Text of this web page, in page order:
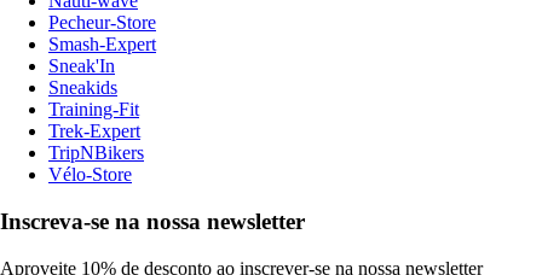
Pecheur-Store
Smash-Expert
Sneak'In
Sneakids
Training-Fit
Trek-Expert
TripNBikers
Vélo-Store
Inscreva-se na nossa newsletter
Aproveite 10% de desconto ao inscrever-se na nossa newsletter